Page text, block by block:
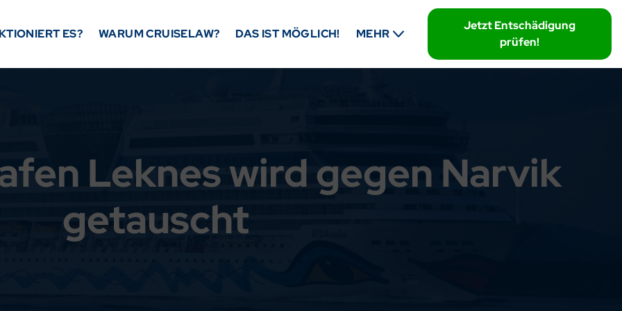
ES? WARUM CRUISELAW? DAS IST MÖGLICH! MEHR
Jetzt Entschädigung
prüfen!
Leknes wird gegen Narvik
getauscht